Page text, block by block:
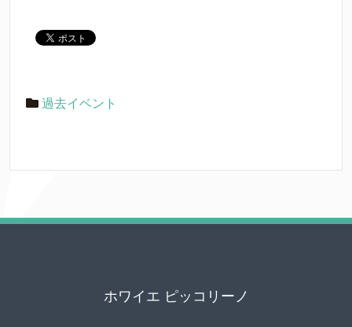
過去イベント
ホワイエ ピッコリーノ